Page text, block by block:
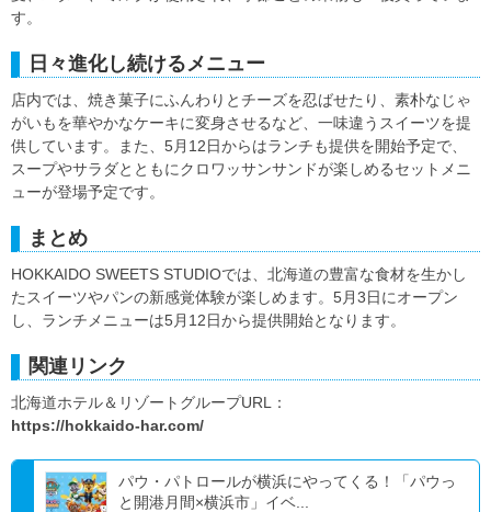
す。
日々進化し続けるメニュー
店内では、焼き菓子にふんわりとチーズを忍ばせたり、素朴なじゃ
がいもを華やかなケーキに変身させるなど、一味違うスイーツを提
供しています。また、5月12日からはランチも提供を開始予定で、
スープやサラダとともにクロワッサンサンドが楽しめるセットメニ
ューが登場予定です。
まとめ
HOKKAIDO SWEETS STUDIOでは、北海道の豊富な食材を生かし
たスイーツやパンの新感覚体験が楽しめます。5月3日にオープン
し、ランチメニューは5月12日から提供開始となります。
関連リンク
北海道ホテル＆リゾートグループURL：
https://hokkaido-har.com/
パウ・パトロールが横浜にやってくる！「パウっ
と開港月間×横浜市」イベ...